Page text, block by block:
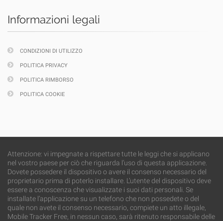
Informazioni legali
CONDIZIONI DI UTILIZZO
POLITICA PRIVACY
POLITICA RIMBORSO
POLITICA COOKIE
Attenzione: vi impegnate a rispettare tutte le leggi che si applicano
nel vostro paese per ciò che riguarda l’uso di questa applicazione.
Dovete possedere il dispositivo o avere il consenso necessario del
proprietario prima di poterlo installare. L’utente del dispositivo deve
essere a conoscenza che visualizzate i suoi dati personali. Se
installate l’applicazione su un telefono che non possedete o del
quale non avete il consenso necessario, compiete un atto illegale,
Mobile Tracker Free, in nessun caso, sarà ritenuto responsabile delle